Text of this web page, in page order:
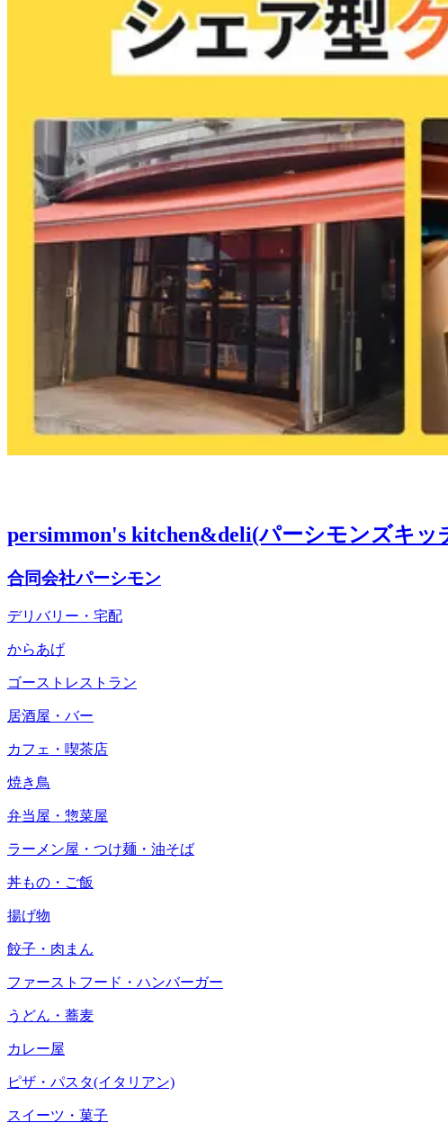
persimmon's kitchen&deli(パーシモンズキッ
合同会社パーシモン
デリバリー・宅配
からあげ
ゴーストレストラン
居酒屋・バー
カフェ・喫茶店
焼き鳥
弁当屋・惣菜屋
ラーメン屋・つけ麺・油そば
丼もの・ご飯
揚げ物
餃子・肉まん
ファーストフード・ハンバーガー
うどん・蕎麦
カレー屋
ピザ・パスタ(イタリアン)
スイーツ・菓子